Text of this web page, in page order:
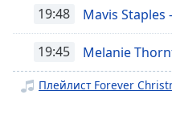
Chapters
Chapters
Descriptions
19:48 Mavis Staples
19:45 Melanie
Плейлист Forever